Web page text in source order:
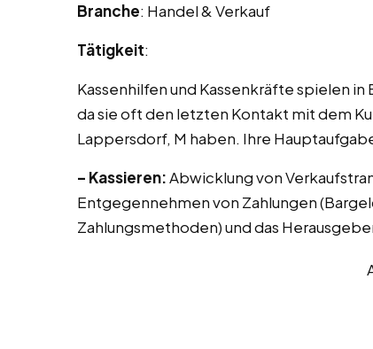
Branche: Handel & Verkauf
Tätigkeit:
Kassenhilfen und Kassenkräfte spielen
da sie oft den letzten Kontakt mit dem
Lappersdorf, M haben. Ihre
– Kassieren:Abwicklung von
Entgegennehmen von Zahlungen
Zahlungsmethoden) und das